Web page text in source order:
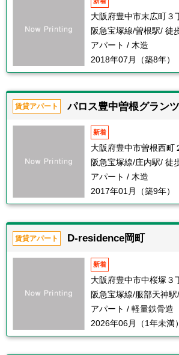
大阪府豊中市末広町３
阪急宝塚線/曽根駅/ 徒
アパート / 木造
2018年07月（築8年）
賃貸アパート パロス豊中曽根グランツ
新着
大阪府豊中市曽根西町
阪急宝塚線/庄内駅/ 徒
アパート / 木造
2017年01月（築9年）
賃貸アパート D-residence岡町
新着
大阪府豊中市中桜塚３
阪急宝塚線/服部天神
アパート / 軽量鉄骨造
2026年06月（1年未満）